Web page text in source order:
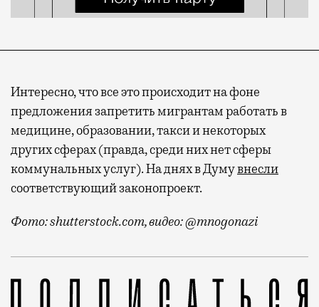
Интересно, что все это происходит на фоне
предложения запретить мигрантам работать в
медицине, образовании, такси и некоторых
других сферах (правда, среди них нет сферы
коммунальных услуг). На днях в Думувнесли
соответствующий законопроект.
Фото: shutterstock.com, видео: @mnogonazi
Все произошло еще в начале сентября. Тогда в